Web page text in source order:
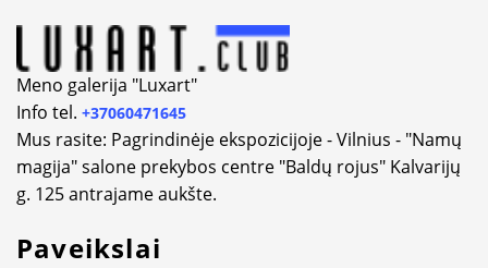
Meno galerija "Luxart"
Info tel. +37060471645
Mus rasite: Pagrindinėje ekspozicijoje - Vilnius - "Namų
magija" salone prekybos centre "Baldų rojus" Kalvarijų
g. 125 antrajame aukšte.
Paveikslai